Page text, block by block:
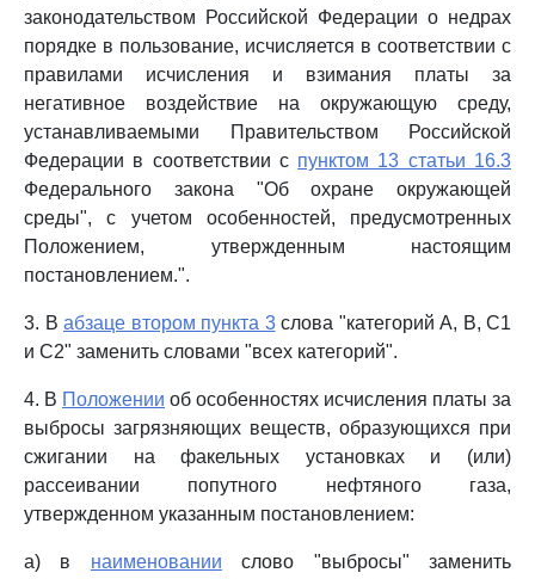
законодательством Российской Федерации о недрах
порядке в пользование, исчисляется в соответствии с
правилами исчисления и взимания платы за
негативное воздействие на окружающую среду,
устанавливаемыми Правительством Российской
Федерации в соответствии с пунктом 13 статьи 16.3
Федерального закона "Об охране окружающей
среды", с учетом особенностей, предусмотренных
Положением, утвержденным настоящим
постановлением.".
3. В абзаце втором пункта 3слова "категорий A, B, C1
и C2" заменить словами "всех категорий".
4. В Положении об особенностях исчисления платы за
выбросы загрязняющих веществ, образующихся при
сжигании на факельных установках и (или)
рассеивании попутного нефтяного газа,
утвержденном указанным постановлением:
а) в наименовании слово "выбросы" заменить